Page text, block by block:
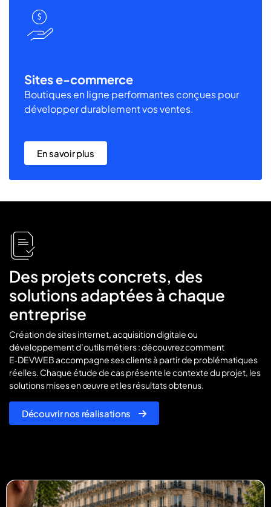
Sites e-commerce
Boutiques en ligne performantes conçues pour
développer durablement vos ventes.
En savoir plus
Des projets concrets, des
solutions adaptées à chaque
entreprise
Création de sites internet, acquisition digitale ou
développement d’outils métiers : découvrez comment
E‑DEVWEB accompagne ses clients à partir de problématiques
réelles. Chaque étude de cas présente le contexte du projet, les
solutions mises en œuvre et les résultats obtenus.
Découvrir nos réalisations